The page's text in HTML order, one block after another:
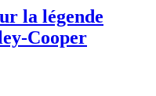
la légende
Cooper